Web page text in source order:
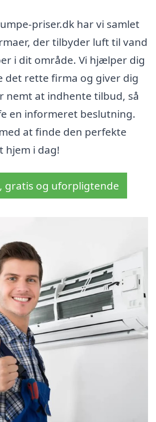
priser.dk har vi samlet
der tilbyder luft til vand
i dit område. Vi hjælper dig
det rette firma og giver dig
nemt at indhente tilbud, så
en informeret beslutning.
at finde den perfekte
hjem i dag!
gratis og uforpligtende